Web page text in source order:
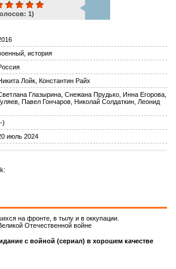
ком.
1)
история
Лойк, Константин Райх
Глазырина, Снежана Прудько, Инна Егорова,
Павел Гончаров, Николай Солдаткин, Леонид
)
июль 2024
на фронте, в тылу и в оккупации.
Отечественной войне
с войной (сериал) в хорошем качестве